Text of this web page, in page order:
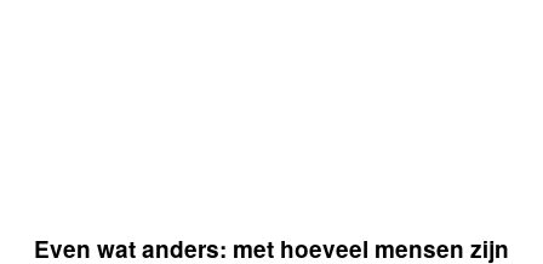
Even wat anders: met hoeveel mensen zijn